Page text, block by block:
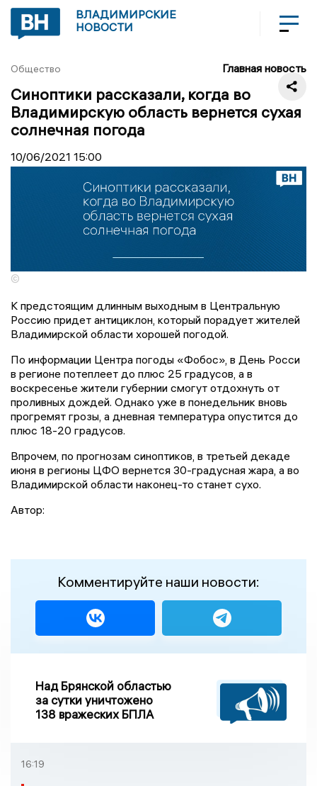
ВЛАДИМИРСКИЕ
НОВОСТИ
Общество Главная новость
Синоптики рассказали, когда во
Владимирскую область вернется сухая
солнечная погода
10/06/2021 15:00
©
К предстоящим длинным выходным в Центральную
Россию придет антициклон, который порадует жителей
Владимирской области хорошей погодой.
По информации Центра погоды «Фобос», в День Росси
в регионе потеплеет до плюс 25 градусов, а в
воскресенье жители губернии смогут отдохнуть от
проливных дождей. Однако уже в понедельник вновь
прогремят грозы, а дневная температура опустится до
плюс 18-20 градусов.
Впрочем, по прогнозам синоптиков, в третьей декаде
июня в регионы ЦФО вернется 30-градусная жара, а во
Владимирской области наконец-то станет сухо.
Автор:
Комментируйте наши новости:
Над Брянской областью
за сутки уничтожено
138 вражеских БПЛА
16:19